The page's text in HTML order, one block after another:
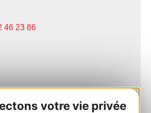
votre vie privée
46 23 86